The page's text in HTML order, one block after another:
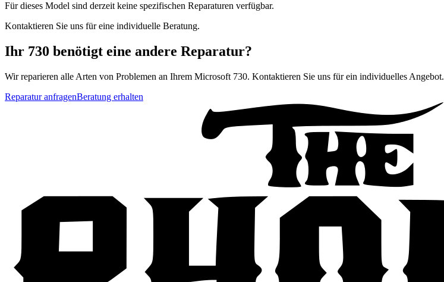
Für dieses Model sind derzeit keine spezifischen Reparaturen verfügbar.
Kontaktieren Sie uns für eine individuelle Beratung.
Ihr 730 benötigt eine andere Reparatur?
Wir reparieren alle Arten von Problemen an Ihrem Microsoft 730. Kontaktieren Sie uns für ein individuelles Angebot.
Reparatur anfragenBeratung erhalten